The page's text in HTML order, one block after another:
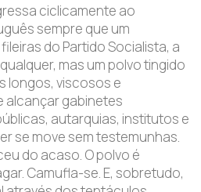
ciclicamente ao
sempre que um
do Partido Socialista, a
mas um polvo tingido
longos, viscosos e
alcançar gabinetes
autarquias, institutos e
se move sem testemunhas.
do acaso. O polvo é
Camufla-se. E, sobretudo,